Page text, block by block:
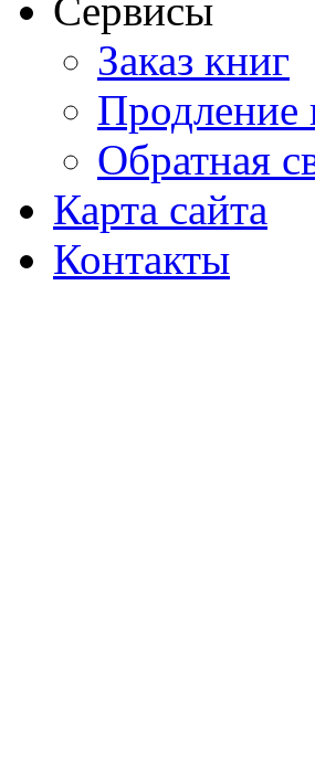
Сервисы
Заказ книг
Продление
Обратная
Карта сайта
Контакты